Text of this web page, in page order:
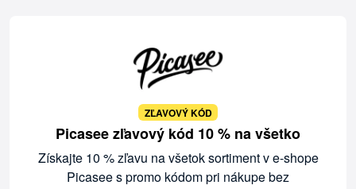
ZĽAVOVÝ KÓD
Picasee zľavový kód 10 % na všetko
Získajte 10 % zľavu na všetok sortiment v e-shope
Picasee s promo kódom pri nákupe bez